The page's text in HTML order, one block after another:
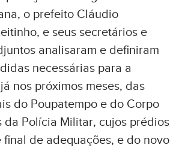
o prefeito Cláudio
e seus secretários e
analisaram e definiram
necessárias para a
nos próximos meses, das
do Poupatempo e do Corpo
da Polícia Militar, cujos prédios
final de adequações, e do novo